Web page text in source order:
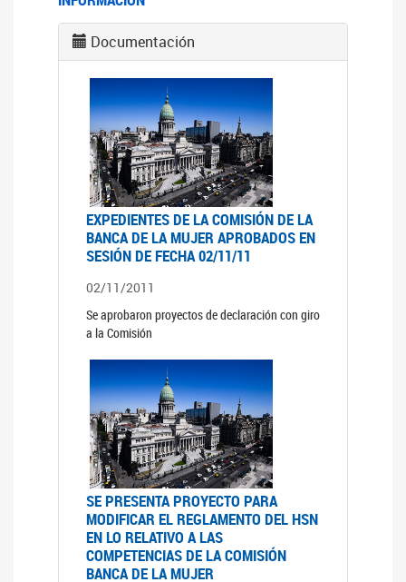
Documentación
EXPEDIENTES DE LA COMISIÓN DE LA
BANCA DE LA MUJER APROBADOS EN
SESIÓN DE FECHA 02/11/11
02/11/2011
Se aprobaron proyectos de declaración con giro
a la Comisión
SE PRESENTA PROYECTO PARA
MODIFICAR EL REGLAMENTO DEL HSN
EN LO RELATIVO A LAS
COMPETENCIAS DE LA COMISIÓN
BANCA DE LA MUJER